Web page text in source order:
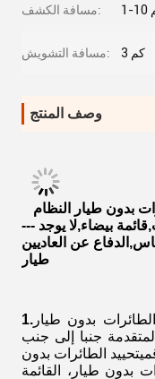
مسافة الكشف:
مسافة التشويش: 3 كم
وصف المنتج
بدون طيار
النظام
---
,قائمة بيضاء,لا يوجد
, الدفاع عن العاديين
طيار
1. بدون طيار
جنبا إلى جنب
الطائرات بدون
بدون طيار، القائمة